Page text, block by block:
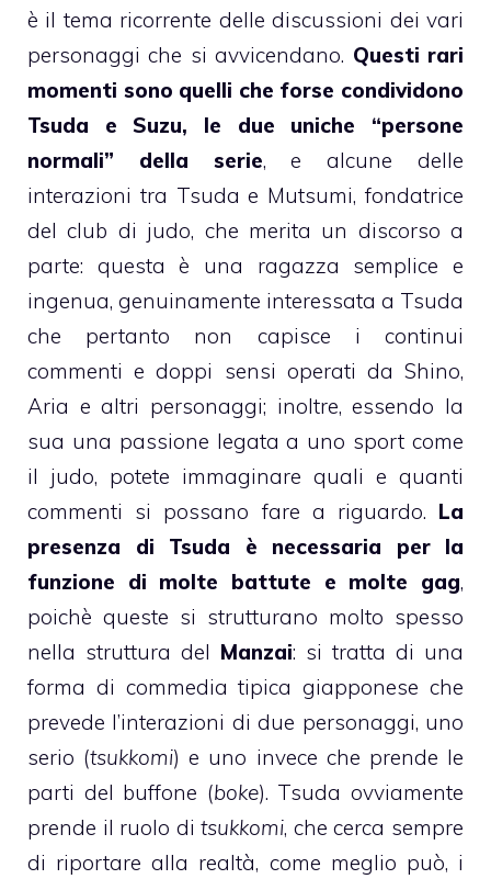
è il tema ricorrente delle discussioni dei vari
personaggi che si avvicendano. Questi rari
momenti sono quelli che forse condividono
Tsuda e Suzu, le due uniche “persone
normali” della serie, e alcune delle
interazioni tra Tsuda e Mutsumi, fondatrice
del club di judo, che merita un discorso a
parte: questa è una ragazza semplice e
ingenua, genuinamente interessata a Tsuda
che pertanto non capisce i continui
commenti e doppi sensi operati da Shino,
Aria e altri personaggi; inoltre, essendo la
sua una passione legata a uno sport come
il judo, potete immaginare quali e quanti
commenti si possano fare a riguardo. La
presenza di Tsuda è necessaria per la
funzione di molte battute e molte gag,
poichè queste si strutturano molto spesso
nella struttura del Manzai: si tratta di una
forma di commedia tipica giapponese che
prevede l’interazioni di due personaggi, uno
serio (tsukkomi) e uno invece che prende le
parti del buffone (boke). Tsuda ovviamente
prende il ruolo ditsukkomi, che cerca sempre
di riportare alla realtà, come meglio può, i